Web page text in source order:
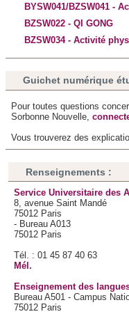
d'autres informations
ont collectées lors de
BYSW041/BZSW041 -
BZSW022 - QI GONG
BZSW034 - Activité
Guichet numérique
Pour toutes questions
Sorbonne Nouvelle,
Vous trouverez des
Renseignements :
Service Universitaire des
8, avenue Saint Mandé
75012 Paris
- Bureau A013
75012 Paris
Tél. : 01 45 87 40 63
Mél.
Enseignement des
Bureau A501 - Campus
75012 Paris